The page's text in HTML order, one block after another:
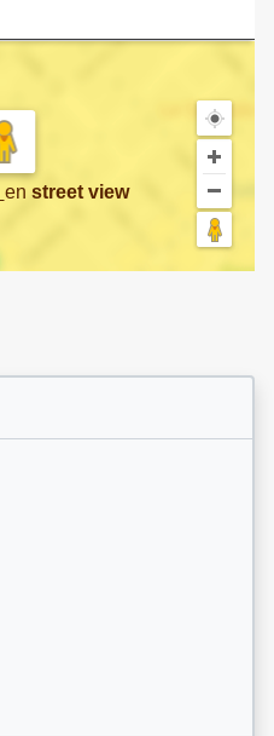
en street view